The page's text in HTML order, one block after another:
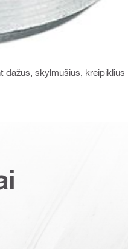
dažus, skylmušius, kreipiklius